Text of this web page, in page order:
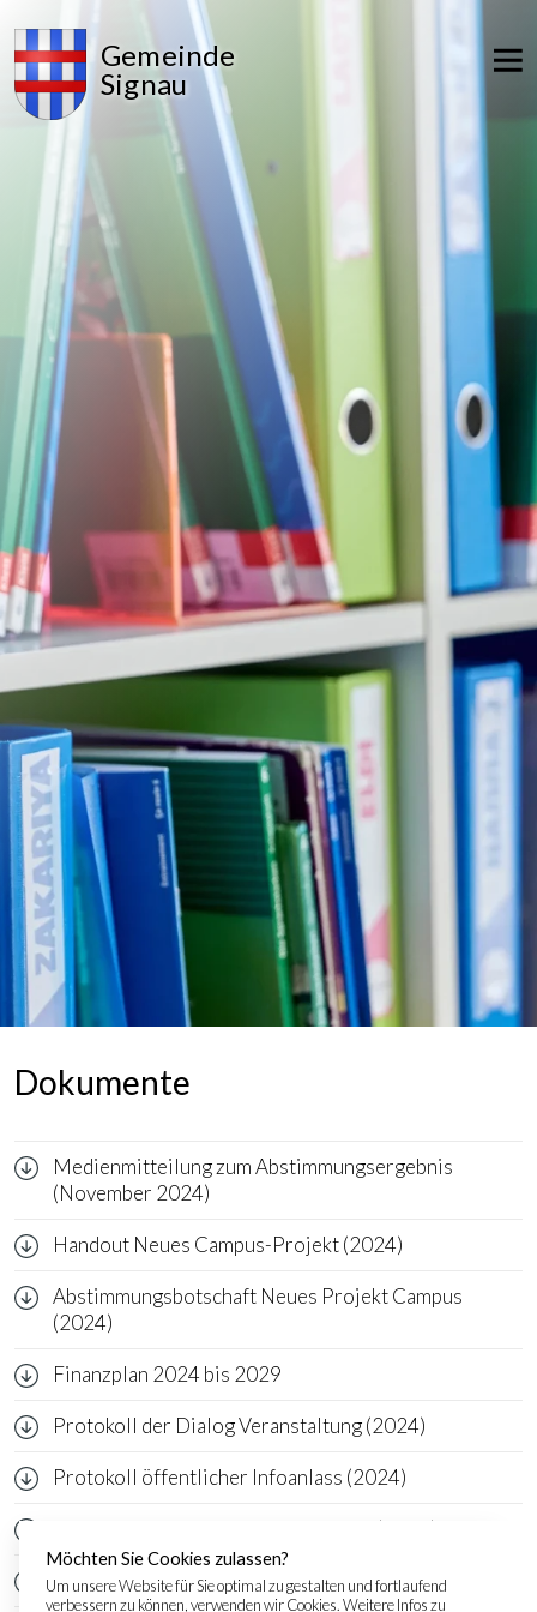
Gemeinde
Signau
Dokumente
Medienmitteilung zum Abstimmungsergebnis
(November 2024)
Handout Neues Campus-Projekt (2024)
Abstimmungsbotschaft Neues Projekt Campus
(2024)
Finanzplan 2024 bis 2029
Protokoll der Dialog Veranstaltung (2024)
Protokoll öffentlicher Infoanlass (2024)
Präsentation öffentlicher Infoanlass (2024)
Schlussbericht Workshopverfahren (2024)
Möchten Sie Cookies zulassen?
Um unsere Website für Sie optimal zu gestalten und fortlaufend
verbessern zu können, verwenden wir Cookies. Weitere Infos zu